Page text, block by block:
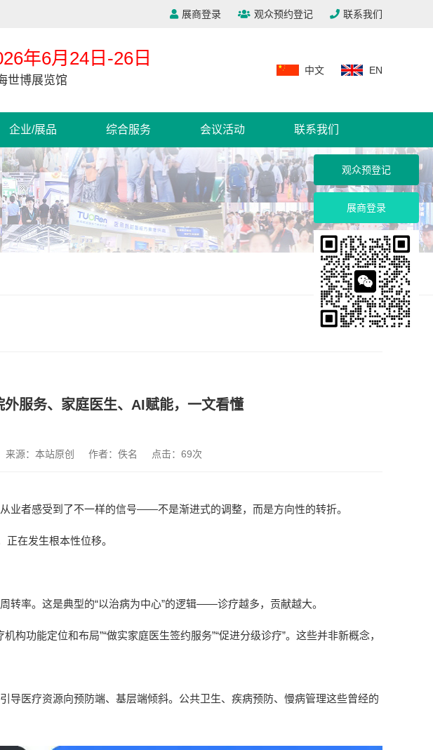
展商登录 观众预约登记 联系我们
年6月24日-26日
世博展览馆
中文 EN
企业/展品 综合服务 会议活动 联系我们
服务、家庭医生、AI赋能，一文看懂
来源：本站原创 作者：佚名 点击： 69次
业者感受到了不一样的信号——不是渐进式的调整，而是方向性的转折。
在发生根本性位移。
转率。这是典型的“以治病为中心”的逻辑——诊疗越多，贡献越大。
功能定位和布局”“做实家庭医生签约服务”“促进分级诊疗”。这些并非新概念，
导医疗资源向预防端、基层端倾斜。公共卫生、疾病预防、慢病管理这些曾经的
观众预登记
展商登录